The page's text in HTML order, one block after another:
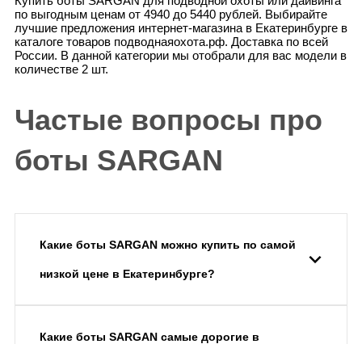
по выгодным ценам от 4940 до 5440 рублей. Выбирайте
лучшие предложения интернет-магазина в Екатеринбурге в
каталоге товаров подводнаяохота.рф. Доставка по всей
России. В данной категории мы отобрали для вас модели в
количестве 2 шт.
Частые вопросы про
боты SARGAN
Какие боты SARGAN можно купить по самой
низкой цене в Екатеринбурге?
Какие боты SARGAN самые дорогие в